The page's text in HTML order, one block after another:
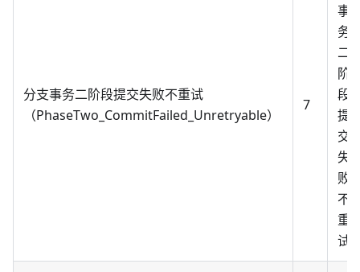
分支事务二阶段提交失败不重试
（PhaseTwo_CommitFailed_Unretryable）
7
事
务
二
阶
段
提
交
失
败
不
重
试